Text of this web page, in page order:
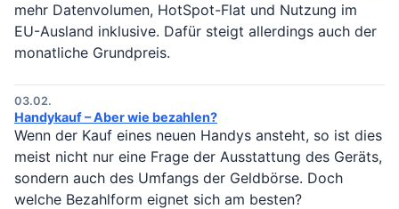
mehr Datenvolumen, HotSpot-Flat und Nutzung im
EU-Ausland inklusive. Dafür steigt allerdings auch der
monatliche Grundpreis.
03.02.
Handykauf – Aber wie bezahlen?
Wenn der Kauf eines neuen Handys ansteht, so ist dies
meist nicht nur eine Frage der Ausstattung des Geräts,
sondern auch des Umfangs der Geldbörse. Doch
welche Bezahlform eignet sich am besten?